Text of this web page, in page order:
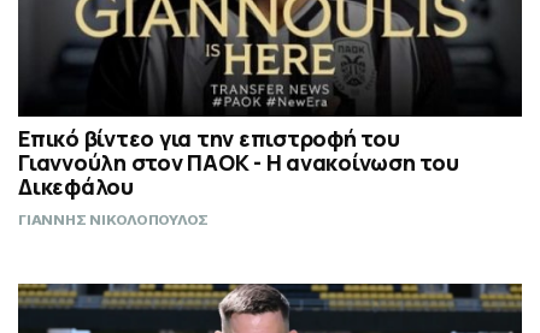
Επικό βίντεο για την επιστροφή του
Γιαννούλη στον ΠΑΟΚ - Η ανακοίνωση του
Δικεφάλου
ΓΙΑΝΝΗΣ ΝΙΚΟΛΟΠΟΥΛΟΣ